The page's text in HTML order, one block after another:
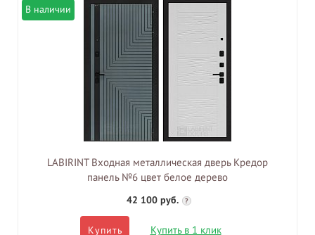
В наличии
LABIRINT Входная металлическая дверь Кредор
панель №6 цвет белое дерево
42 100 руб. ?
Купить Купить в 1 клик